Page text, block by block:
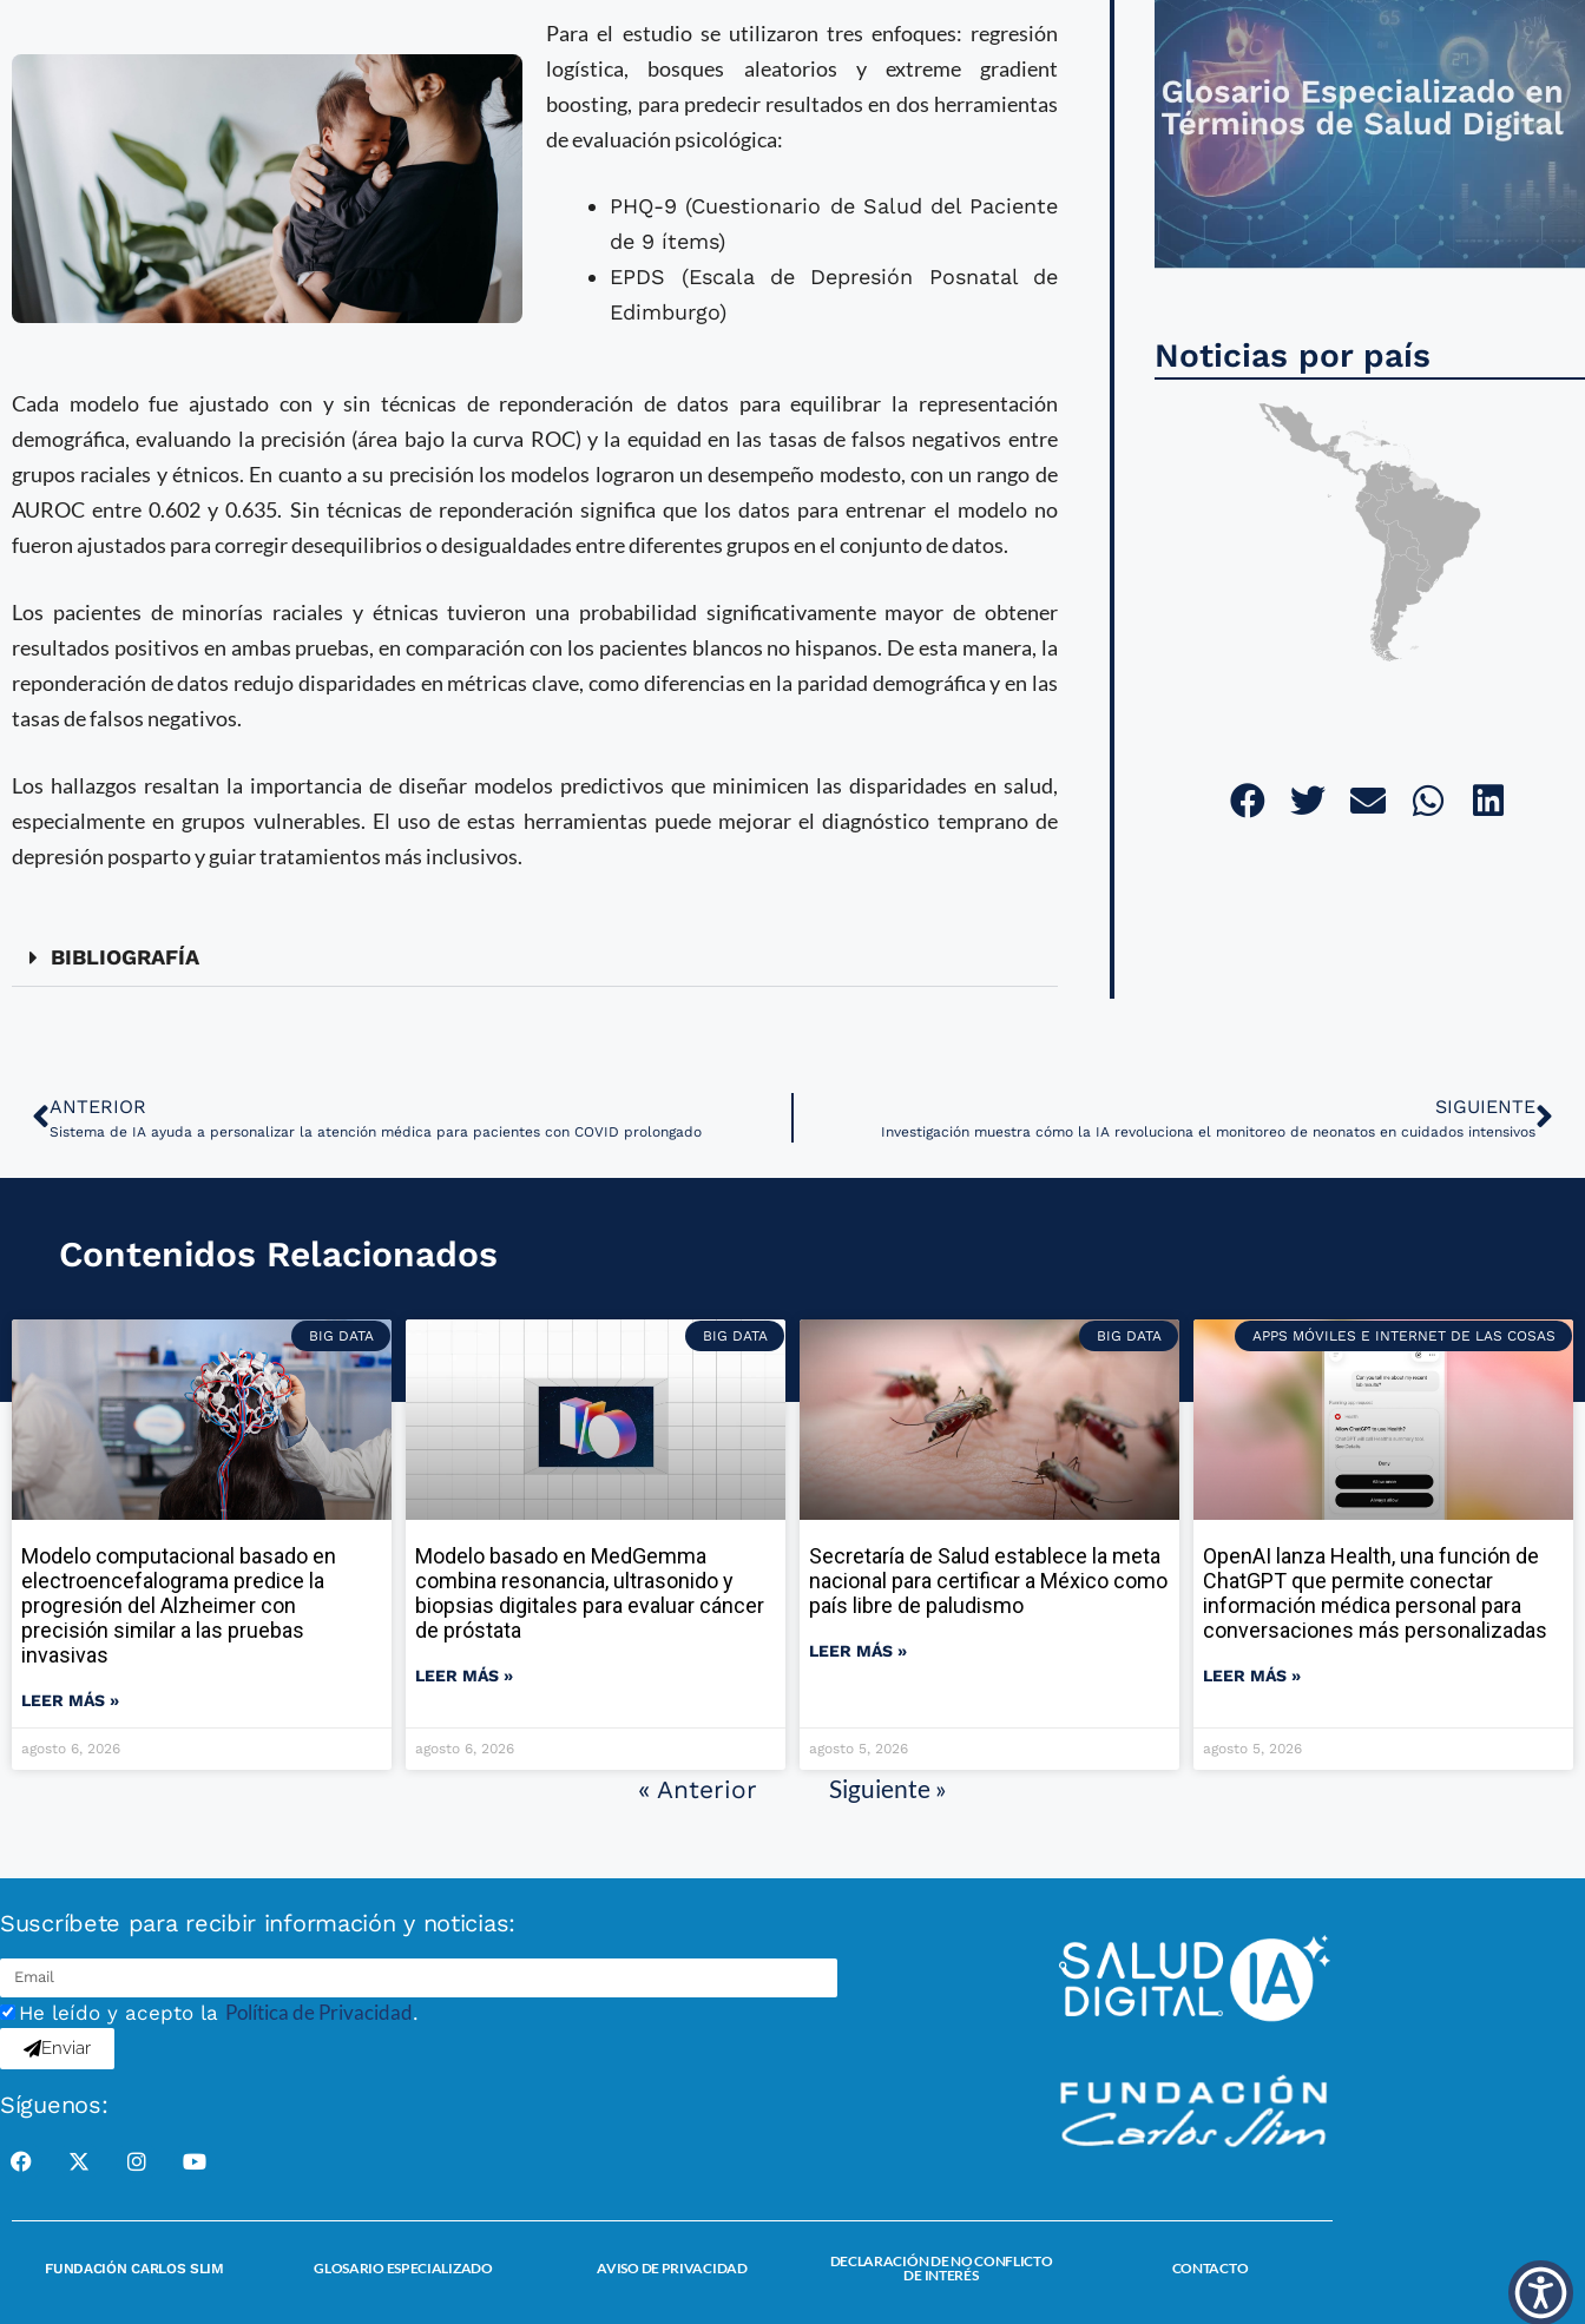
Para el estudio se utilizaron tres enfoques: regresión
logística, bosques aleatorios y extreme gradient
boosting, para predecir resultados en dos herramientas
de evaluación psicológica:
PHQ-9 (Cuestionario de Salud del Paciente
de 9 ítems)
EPDS (Escala de Depresión Posnatal de
Edimburgo)
Cada modelo fue ajustado con y sin técnicas de reponderación de datos para equilibrar la representación
demográfica, evaluando la precisión (área bajo la curva ROC) y la equidad en las tasas de falsos negativos entre
grupos raciales y étnicos. En cuanto a su precisión los modelos lograron un desempeño modesto, con un rango de
AUROC entre 0.602 y 0.635. Sin técnicas de reponderación significa que los datos para entrenar el modelo no
fueron ajustados para corregir desequilibrios o desigualdades entre diferentes grupos en el conjunto de datos.
Los pacientes de minorías raciales y étnicas tuvieron una probabilidad significativamente mayor de obtener
resultados positivos en ambas pruebas, en comparación con los pacientes blancos no hispanos. De esta manera, la
reponderación de datos redujo disparidades en métricas clave, como diferencias en la paridad demográfica y en las
tasas de falsos negativos.
Los hallazgos resaltan la importancia de diseñar modelos predictivos que minimicen las disparidades en salud,
especialmente en grupos vulnerables. El uso de estas herramientas puede mejorar el diagnóstico temprano de
depresión posparto y guiar tratamientos más inclusivos.
BIBLIOGRAFÍA
Noticias por país
ANTERIOR
Sistema de IA ayuda a personalizar la atención médica para pacientes con COVID prolongado
SIGUIENTE
Investigación muestra cómo la IA revoluciona el monitoreo de neonatos en cuidados intensivos
Contenidos Relacionados
BIG DATA
Modelo computacional basado en
electroencefalograma predice la
progresión del Alzheimer con
precisión similar a las pruebas
invasivas
LEER MÁS »
agosto 6, 2026
BIG DATA
Modelo basado en MedGemma
combina resonancia, ultrasonido y
biopsias digitales para evaluar cáncer
de próstata
LEER MÁS »
agosto 6, 2026
BIG DATA
Secretaría de Salud establece la meta
nacional para certificar a México como
país libre de paludismo
LEER MÁS »
agosto 5, 2026
APPS MÓVILES E INTERNET DE LAS COSAS
OpenAI lanza Health, una función de
ChatGPT que permite conectar
información médica personal para
conversaciones más personalizadas
LEER MÁS »
agosto 5, 2026
« Anterior Siguiente »
Suscríbete para recibir información y noticias:
He leído y acepto la Política de Privacidad.
Enviar
Síguenos:
FUNDACIÓN CARLOS SLIM GLOSARIO ESPECIALIZADO AVISO DE PRIVACIDAD
DECLARACIÓN DE NO CONFLICTO
DE INTERÉS
CONTACTO